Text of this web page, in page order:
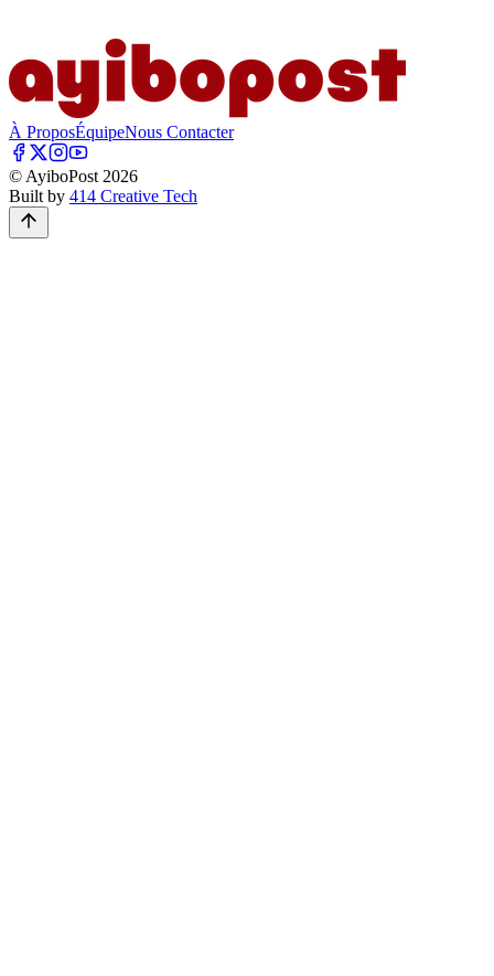
À ProposÉquipeNous Contacter
© AyiboPost 2026
Built by 414 Creative Tech